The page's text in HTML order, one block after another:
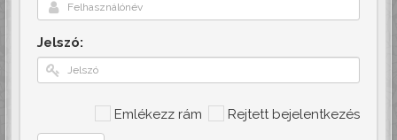
Jelszó:
Emlékezz rám Rejtett bejelentkezés